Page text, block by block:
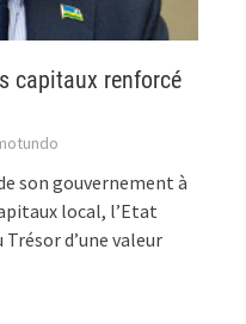
capitaux renforcé
son gouvernement à
local, l’Etat
d’une valeur